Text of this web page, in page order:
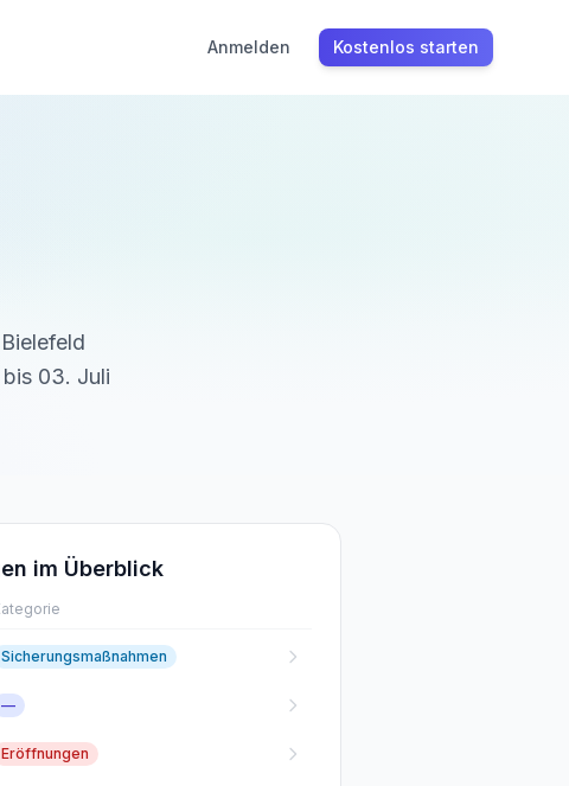
Anmelden Kostenlos starten
Bielefeld
bis 03. Juli
im Überblick
Sicherungsmaßnahmen
—
Eröffnungen